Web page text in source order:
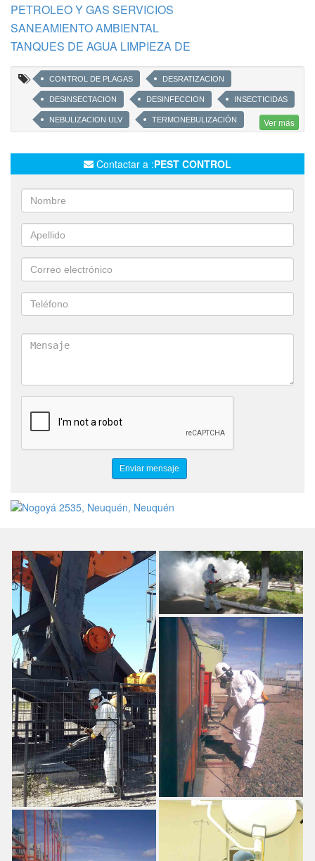
PETROLEO Y GAS SERVICIOS
SANEAMIENTO AMBIENTAL
TANQUES DE AGUA LIMPIEZA DE
CONTROL DE PLAGAS DESRATIZACION
DESINSECTACION DESINFECCION INSECTICIDAS
NEBULIZACION ULV TERMONEBULIZACIÓN
AEROSOLES EXPURGANTES CARTUCHOS FUMÍGENOS
Ver más
Contactar a :PEST CONTROL